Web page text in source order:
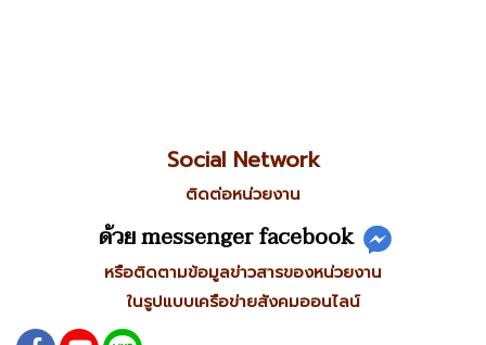
Social Network
ติดต่อหน่วยงาน
ด้วย messenger facebook
หรือติดตามข้อมูลข่าวสารของหน่วยงาน
ในรูปแบบเครือข่ายสังคมออนไลน์